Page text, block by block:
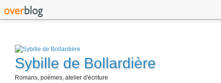
Sybille de Bollardière
Romans, poèmes, atelier d'écriture